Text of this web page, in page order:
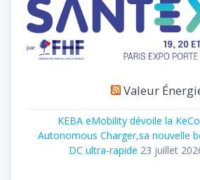
Valeur
KEBA eMobility dévoile la
Autonomous Charger,sa nouvelle
DC ultra-rapide 23 juillet